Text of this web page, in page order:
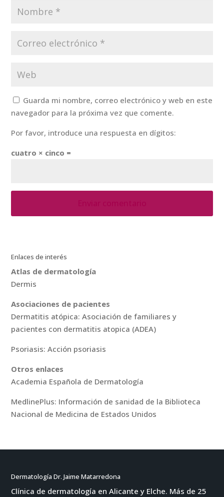
Guarda mi nombre, correo electrónico y web en este
navegador para la próxima vez que comente.
Por favor, introduce una respuesta en dígitos:
cuatro × cinco =
Enlaces de interés
Atlas de dermatología
Dermis
Asociaciones de pacientes
Dermatitis atópica: Asociación de familiares y
pacientes con dermatitis atopica (ADEA)
Psoriasis: Acción psoriasis
Otros enlaces
Academia Española de Dermatología
MedlinePlus: Información de sanidad de la Biblioteca
Nacional de Medicina de Estados Unidos
Dermatología Dr. Jaime Matarredona
Clínica de dermatología en Alicante y Elche. Más de 25